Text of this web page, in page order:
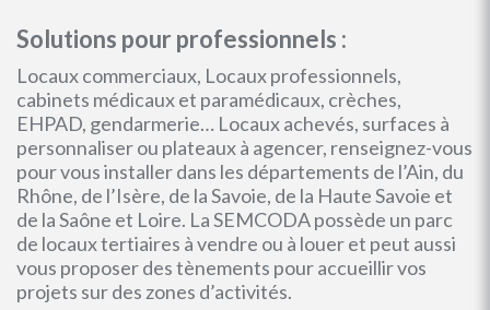
Solutions pour professionnels :
Locaux commerciaux, Locaux professionnels,
cabinets médicaux et paramédicaux, crèches,
EHPAD, gendarmerie… Locaux achevés, surfaces à
personnaliser ou plateaux à agencer, renseignez-vous
pour vous installer dans les départements de l’Ain, du
Rhône, de l’Isère, de la Savoie, de la Haute Savoie et
de la Saône et Loire. La SEMCODA possède un parc
de locaux tertiaires à vendre ou à louer et peut aussi
vous proposer des tènements pour accueillir vos
projets sur des zones d’activités.